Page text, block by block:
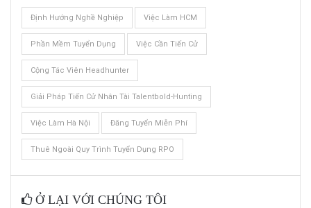
Định Hướng Nghề Nghiệp Việc Làm HCM
Phần Mềm Tuyển Dụng Việc Cần Tiến Cử
Cộng Tác Viên Headhunter
Giải Pháp Tiến Cử Nhân Tài Talentbold-Hunting
Việc Làm Hà Nội Đăng Tuyển Miễn Phí
Thuê Ngoài Quy Trình Tuyển Dụng RPO
Ở LẠI VỚI CHÚNG TÔI